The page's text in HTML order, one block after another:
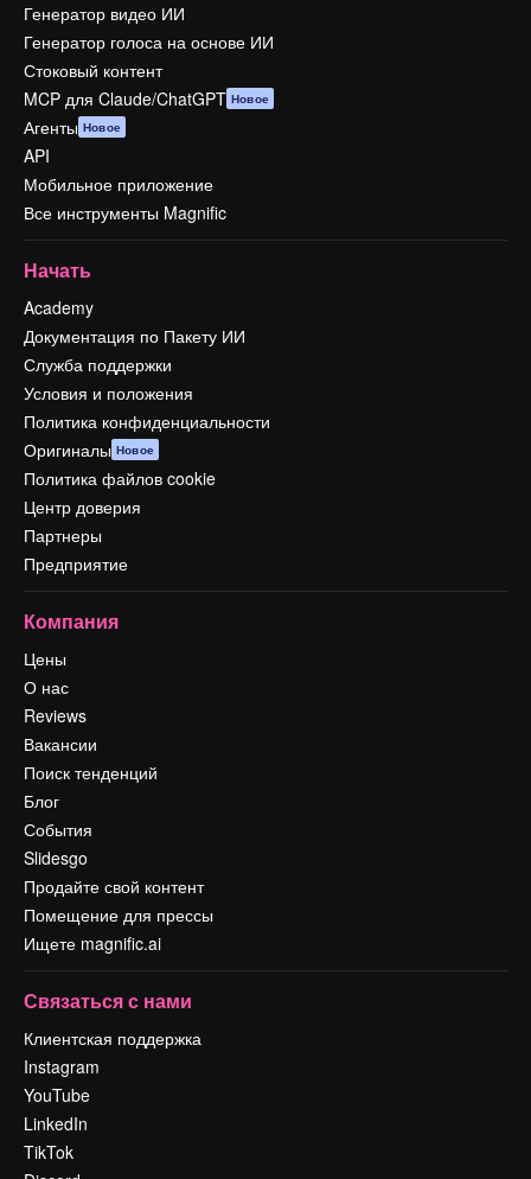
Генератор видео ИИ
Генератор голоса на основе ИИ
Стоковый контент
MCP для Claude/ChatGPT Новое
Агенты Новое
API
Мобильное приложение
Все инструменты Magnific
Начать
Academy
Документация по Пакету ИИ
Служба поддержки
Условия и положения
Политика конфиденциальности
Оригиналы Новое
Политика файлов cookie
Центр доверия
Партнеры
Предприятие
Компания
Цены
О нас
Reviews
Вакансии
Поиск тенденций
Блог
События
Slidesgo
Продайте свой контент
Помещение для прессы
Ищете magnific.ai
Связаться с нами
Клиентская поддержка
Instagram
YouTube
LinkedIn
TikTok